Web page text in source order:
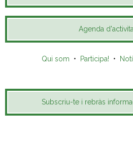
Agenda
Qui som • Participa! •
Subscriu-te i rebràs